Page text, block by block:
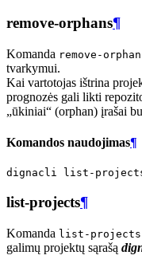
remove-orphans¶
Komanda remove-
tvarkymui.
Kai vartotojas ištrina
prognozės gali likti
„ūkiniai“ (orphan) įrašai
Komandos naudojimas¶
dignacli
list-projects¶
Komanda list-projects
galimų projektų sąrašą